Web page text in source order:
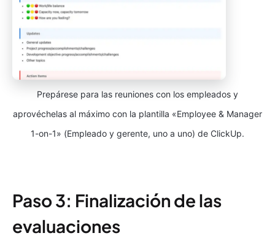
Prepárese para las reuniones con los empleados y
aprovéchelas al máximo con la plantilla «Employee & Manager
1-on-1» (Empleado y gerente, uno a uno) de ClickUp.
Paso 3: Finalización de las
evaluaciones